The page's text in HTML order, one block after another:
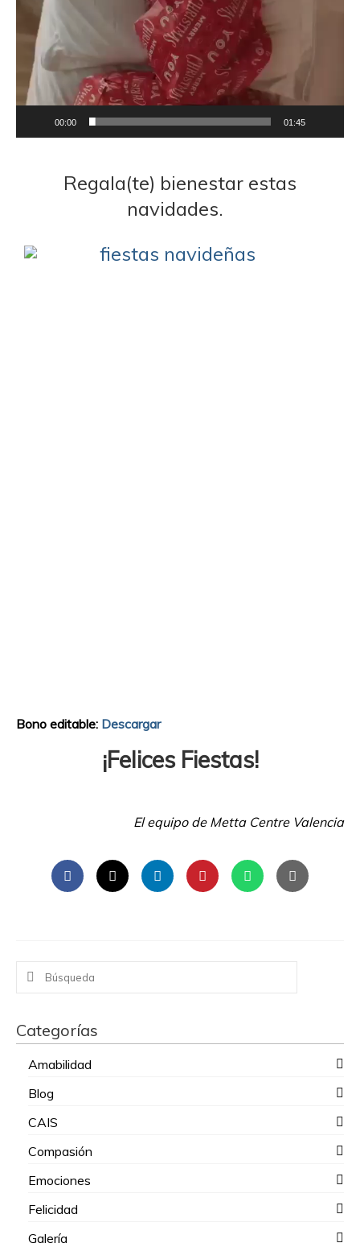
vídeo
00:00 01:45
Regala(te) bienestar estas
navidades.
Bono editable: Descargar
¡Felices Fiestas!
El equipo de Metta Centre Valencia
Buscar
por:
Categorías
Amabilidad
Blog
CAIS
Compasión
Emociones
Felicidad
Galería